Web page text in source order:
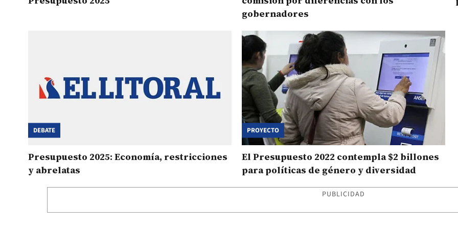
gobernadores
DEBATE
Presupuesto 2025: Economía, restricciones
y abrelatas
PROYECTO
El Presupuesto 2022 contempla $2 billones
para políticas de género y diversidad
PUBLICIDAD